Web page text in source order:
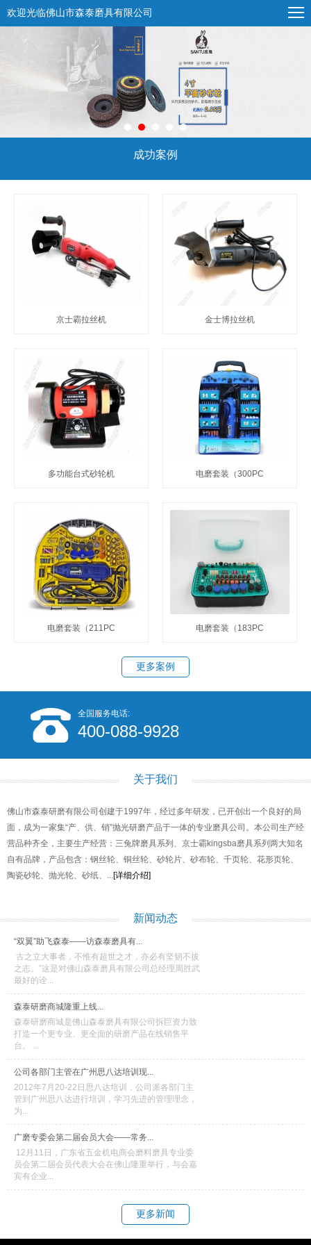
欢迎光临佛山市森泰磨具有限公司
成功案例
京士霸拉丝机 金士博拉丝机
多功能台式砂轮机 电磨套装（300PC
电磨套装（211PC 电磨套装（183PC
更多案例
全国服务电话:
400-088-9928
关于我们
佛山市森泰研磨有限公司创建于1997年，经过多年研发，已开创出一个良好的局
面，成为一家集“产、供、销”抛光研磨产品于一体的专业磨具公司。本公司生产经
营品种齐全，主要生产经营：三兔牌磨具系列、京士霸kingsba磨具系列两大知名
自有品牌，产品包含：钢丝轮、铜丝轮、砂轮片、砂布轮、千页轮、花形页轮、
陶瓷砂轮、抛光轮、砂纸、...[详细介绍]
新闻动态
“双翼”助飞森泰——访森泰磨具有...
古之立大事者，不惟有超世之才，亦必有坚韧不拔
之志。”这是对佛山森泰磨具有限公司总经理周胜武
最好的诠...
森泰研磨商城隆重上线...
森泰研磨商城是佛山森泰磨具有限公司拆巨资力致
打造一个更专业、更全面的研磨产品在线销售平
台。 ...
公司各部门主管在广州思八达培训现...
2012年7月20-22日思八达培训，公司派各部门主
管到广州思八达进行培训，学习先进的管理理念，
为...
广磨专委会第二届会员大会——常务...
12月11日，广东省五金机电商会磨料磨具专业委
员会第二届会员代表大会在佛山隆重举行，与会嘉
宾有企业...
更多新闻